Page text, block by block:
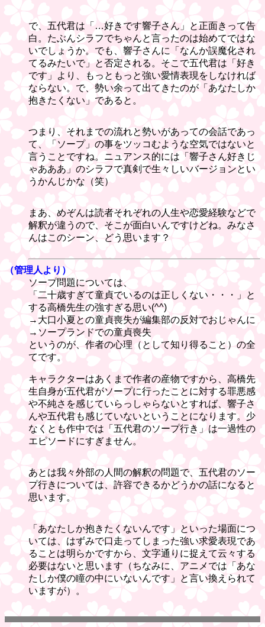
で、五代君は「…好きです響子さん」と正面きって告
白。たぶんシラフでちゃんと言ったのは始めてではな
いでしょうか。でも、響子さんに「なんか誤魔化され
てるみたいで」と否定される。そこで五代君は「好き
です」より、もっともっと強い愛情表現をしなければ
ならない。で、勢い余って出てきたのが「あなたしか
抱きたくない」であると。
つまり、それまでの流れと勢いがあっての会話であっ
て、「ソープ」の事をツッコむような空気ではないと
言うことですね。ニュアンス的には「響子さん好きじ
ゃあああ」のシラフで真剣で生々しいバージョンとい
うかんじかな（笑）
まあ、めぞんは読者それぞれの人生や恋愛経験などで
解釈が違うので、そこが面白いんですけどね。みなさ
んはこのシーン、どう思います？
（管理人より）
ソープ問題については、
「二十歳すぎて童貞でいるのは正しくない・・・」と
する高橋先生の強すぎる思い(^^)
→大口小夏との童貞喪失が編集部の反対でおじゃんに
→ソープランドでの童貞喪失
というのが、作者の心理（として知り得ること）の全
てです。
キャラクターはあくまで作者の産物ですから、高橋先
生自身が五代君がソープに行ったことに対する罪悪感
や不純さを感じていらっしゃらないとすれば、響子さ
んや五代君も感じていないということになります。少
なくとも作中では「五代君のソープ行き」は一過性の
エピソードにすぎません。
あとは我々外部の人間の解釈の問題で、五代君のソー
プ行きについては、許容できるかどうかの話になると
思います。
「あなたしか抱きたくないんです」といった場面につ
いては、はずみで口走ってしまった強い求愛表現であ
ることは明らかですから、文字通りに捉えて云々する
必要はないと思います（ちなみに、アニメでは「あな
たしか僕の瞳の中にいないんです」と言い換えられて
いますが）。